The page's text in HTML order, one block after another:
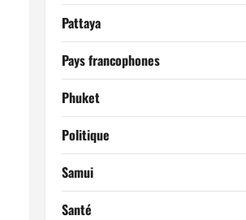
Pattaya
Pays francophones
Phuket
Politique
Samui
Santé